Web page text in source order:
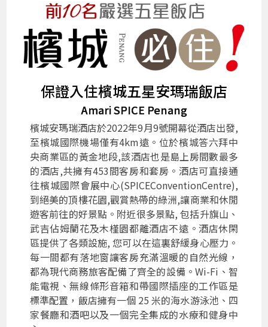
保證入住檳城五星安瑪瑞飯店
Amari SPICE Penang
檳城安瑪瑞酒店於2022年9月9號開幕從酒店出發,
至檳城國際機場僅有4km遠。位於檳城答六拜中
央商業區的黃金地段,該酒店也是島上房間數最多
的酒店,共擁有453間客房和套房。酒店可直接通
往檳城國際會展中心(SPICEConventionCentre),
到絕美的頂樓花園,觀賞熱帶的綠洲,讓商業和休閒
遊客前往的好景點。附近很多景點, 包括升旗山、
武吉佔姆蘭花及木槿園都離酒店不遠。酒店休閑
區提供了各類設施, 您可以在這裏舒緩身心壓力。
每一間都有落地窗讓客房充滿溫暖的自然光線，
都為現代商務旅客配備了齊全的設備。Wi-Fi、智
能電視、無線條形音箱和帶國際插座的工作區是
標準配置，飯店擁有一個 25 米的海水游泳池、四
家餐廳和酒吧以及一個完全集成的水療和健身中